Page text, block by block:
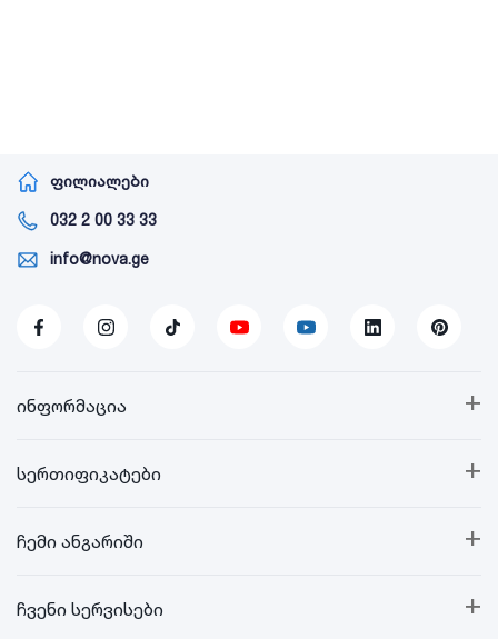
ფილიალები
032 2 00 33 33
info@nova.ge
+
ინფორმაცია
+
სერთიფიკატები
+
ჩემი ანგარიში
+
ჩვენი სერვისები